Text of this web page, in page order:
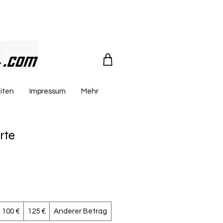
Impressum Mehr
100 € 125 € Anderer Betrag